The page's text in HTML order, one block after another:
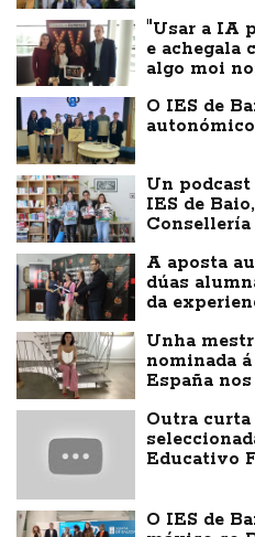
"Usar a IA
e achegala
algo moi
O IES de
Un
IES de
Consellería
A aposta
dúas
da
Unha
nominada
España
Outra
Educativo
O IES de